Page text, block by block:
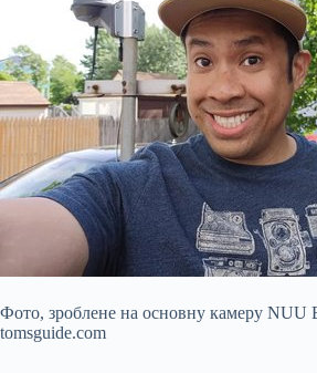
Фото, зроблене на основну камеру NUU
tomsguide.com